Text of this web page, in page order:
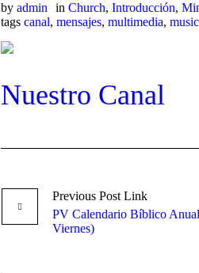
by admin in Church, Introducción,
tags canal, mensajes, multimedia,
Nuestro Canal
Previous Post Link
PV Calendario Bíblico
Viernes)